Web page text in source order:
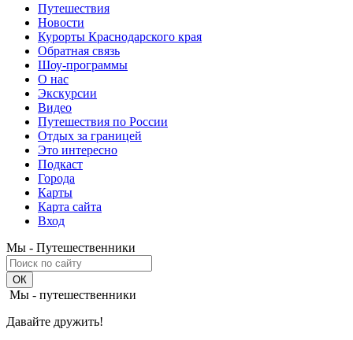
Путешествия
Новости
Курорты Краснодарского края
Обратная связь
Шоу-программы
О нас
Экскурсии
Видео
Путешествия по России
Отдых за границей
Это интересно
Подкаст
Города
Карты
Карта сайта
Вход
Мы - Путешественники
Мы - путешественники
Давайте дружить!